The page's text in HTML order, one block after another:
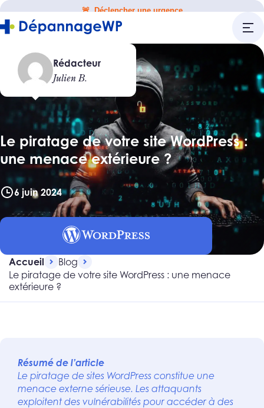
🚨 Déclencher une urgence
Rédacteur
Julien B.
Le piratage de votre site WordPress :
une menace extérieure ?
6 juin 2024
Accueil
Blog
Le piratage de votre site WordPress : une menace
extérieure ?
Résumé de l’article
Le piratage de sites WordPress constitue une
menace externe sérieuse. Les attaquants
exploitent des vulnérabilités pour accéder à des